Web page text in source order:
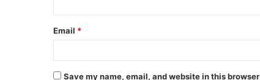
Email *
Save my name, email, and website in this